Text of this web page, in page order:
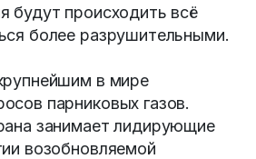
будут происходить всё
более разрушительными.
в мире
парниковых газов.
занимает лидирующие
возобновляемой